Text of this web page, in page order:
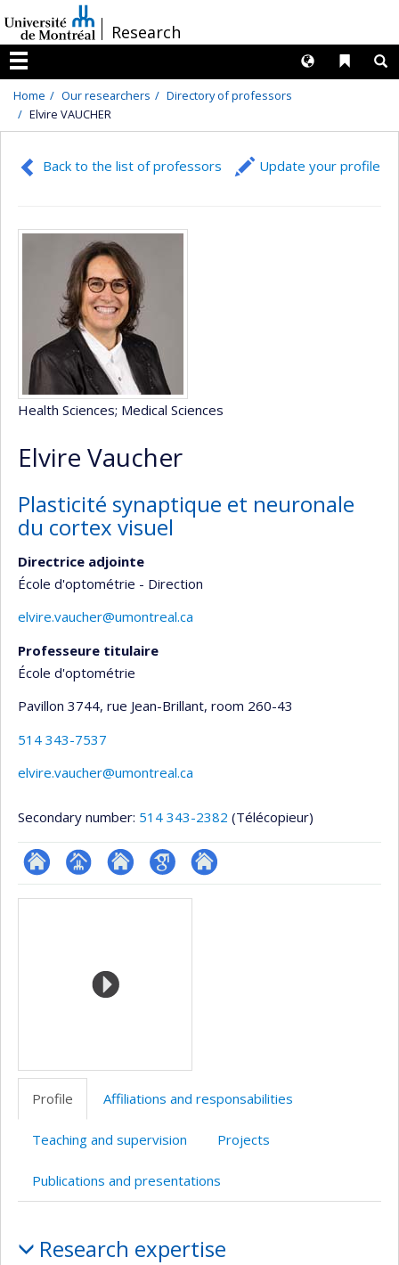
au
contenu
/Research
Menu
Liens
Langues
Home Our researchers
Directory of professors
Elvire VAUCHER
Back to the list of professors Update your profile
Health Sciences; Medical Sciences
Elvire Vaucher
Plasticité synaptique et neuronale
du cortex visuel
Directrice adjointe
École d'optométrie - Direction
elvire.vaucher@umontreal.ca
Professeure titulaire
École d'optométrie
Pavillon 3744, rue Jean-Brillant, room 260-43
514 343-7537
elvire.vaucher@umontreal.ca
Secondary number: 514 343-2382 (Télécopieur)
ResearchGate
Page Site
de
recherche
GoogleAutre
Media
Profile Affiliations and responsabilities
Teaching and supervision Projects
Publications and presentations
Research expertise